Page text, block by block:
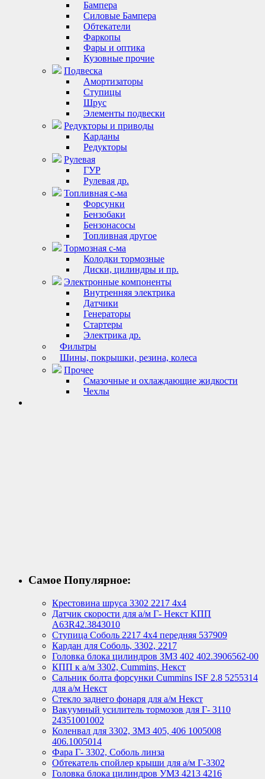
Бампера
Силовые Бампера
Обтекатели
Фаркопы
Фары и оптика
Кузовные прочие
Подвеска
Амортизаторы
Ступицы
Шрус
Элементы подвески
Редукторы и приводы
Карданы
Редукторы
Рулевая
ГУР
Рулевая др.
Топливная с-ма
Форсунки
Бензобаки
Бензонасосы
Топливная другое
Тормозная с-ма
Колодки тормозные
Диски, цилиндры и пр.
Электронные компоненты
Внутренняя электрика
Датчики
Генераторы
Стартеры
Электрика др.
Фильтры
Шины, покрышки, резина, колеса
Прочее
Смазочные и охлаждающие жидкости
Чехлы
Самое Популярное:
Крестовина шруса 3302 2217 4х4
Датчик скорости для а/м Г- Некст КПП
А63R42.3843010
Ступица Соболь 2217 4х4 передняя 537909
Кардан для Соболь, 3302, 2217
Головка блока цилиндров ЗМЗ 402 402.3906562-00
КПП к а/м 3302, Cummins, Некст
Сальник болта форсунки Cummins ISF 2.8 5255314
для а/м Некст
Стекло заднего фонаря для а/м Некст
Вакуумный усилитель тормозов для Г- 3110
24351001002
Коленвал для 3302, ЗМЗ 405, 406 1005008
406.1005014
Фара Г- 3302, Соболь линза
Обтекатель спойлер крыши для а/м Г-3302
Головка блока цилиндров УМЗ 4213 4216